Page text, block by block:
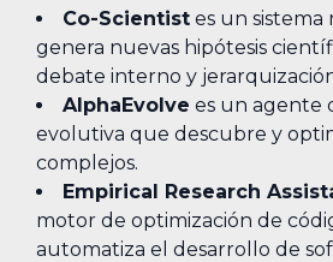
Co-Scientist es un
genera nuevas hipótesis
debate interno y
AlphaEvolve es un agente
evolutiva que descubre y
complejos.
Empirical Research
motor de optimización de
automatiza el desarrollo de